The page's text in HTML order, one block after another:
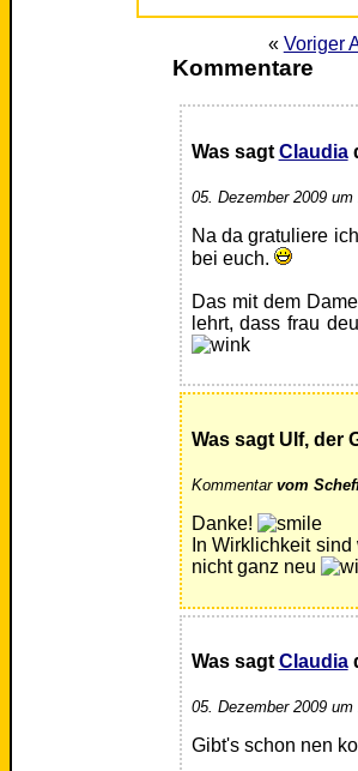
« Voriger
Kommentare
Was sagt Claudia
05. Dezember 2009 um
Na da gratuliere
bei euch.
Das mit dem
lehrt, dass frau
Was sagt Ulf, der
Kommentar vom
Danke!
In Wirklichkeit
nicht ganz neu
Was sagt Claudia
05. Dezember 2009 um
Gibt's schon nen